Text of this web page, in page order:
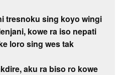
tresnoku sing koyo wingi
kowe ra iso nepati
loro sing wes tak
aku ra biso ro kowe